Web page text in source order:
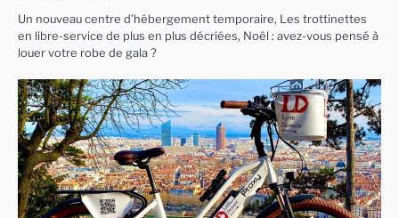
Un nouveau centre d’hébergement temporaire, Les trottinettes
en libre-service de plus en plus décriées, Noël : avez-vous pensé à
louer votre robe de gala ?